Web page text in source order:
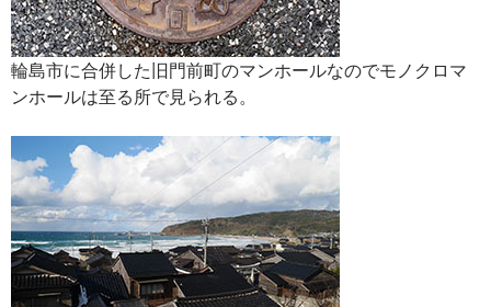
輪島市に合併した旧門前町のマンホールなのでモノクロマ
ンホールは至る所で見られる。